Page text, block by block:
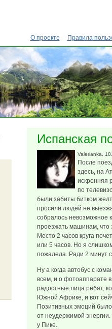
О проекте Правила
Испанская
Valerianka ,
После
здесь, на
искренняя
по
были забиты битком
просили людей не
собралось невозможное
проезжать машинам, что
Место 2 часов круга
или 5 часов. Но я
пожалела. Ради 2 минут
Ну а когда автобус с
всем, и о фотоаппарате
радостные лица ребят,
Южной Африке, и вот
Позитивных эмоций было
от неудержимой энергии.
у Пике.